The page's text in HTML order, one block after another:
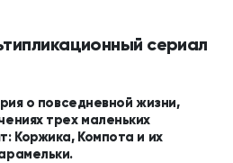
сериал
о повседневной жизни,
трех маленьких
Коржика, Компота и их